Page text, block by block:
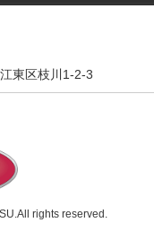
東区枝川1-2-3
rights reserved.